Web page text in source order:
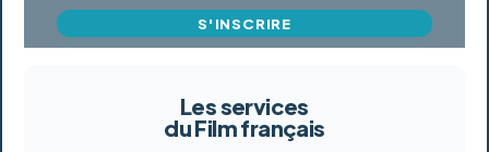
S'INSCRIRE
Les services
du Film français